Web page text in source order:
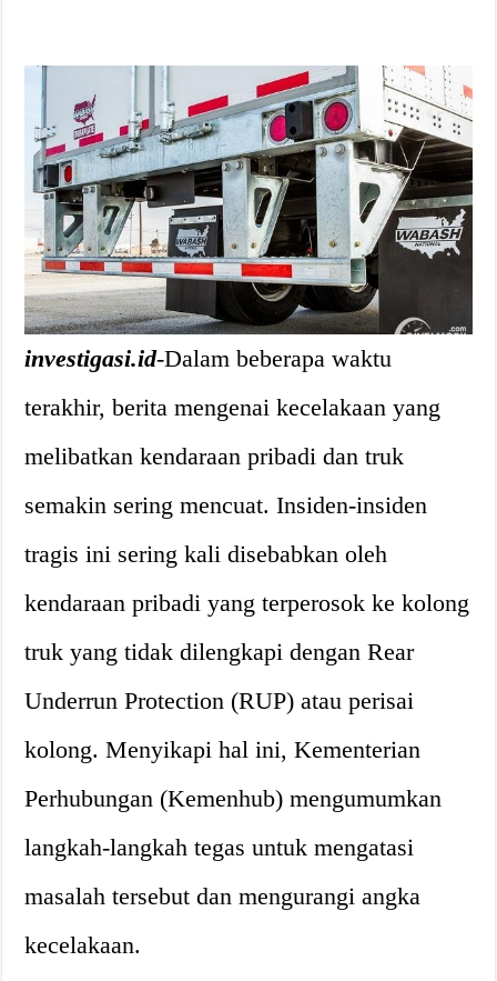
investigasi.id-Dalam beberapa waktu
terakhir, berita mengenai kecelakaan yang
melibatkan kendaraan pribadi dan truk
semakin sering mencuat. Insiden-insiden
tragis ini sering kali disebabkan oleh
kendaraan pribadi yang terperosok ke kolong
truk yang tidak dilengkapi dengan Rear
Underrun Protection (RUP) atau perisai
kolong. Menyikapi hal ini, Kementerian
Perhubungan (Kemenhub) mengumumkan
langkah-langkah tegas untuk mengatasi
masalah tersebut dan mengurangi angka
kecelakaan.